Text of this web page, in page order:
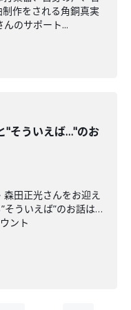
作をされる角銅真実
のサポート...
"そういえば…"のお
田正光さんをお迎え
そういえば”のお話は…
ント